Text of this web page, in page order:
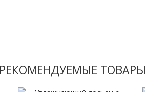
РЕКОМЕНДУЕМЫЕ ТОВАРЫ